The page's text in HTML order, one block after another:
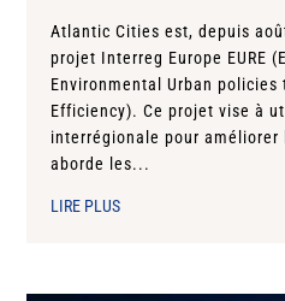
Atlantic Cities est, depuis
projet Interreg Europe EURE
Environmental Urban policies
Efficiency). Ce projet vise à
interrégionale pour améliorer
aborde les...
LIRE PLUS